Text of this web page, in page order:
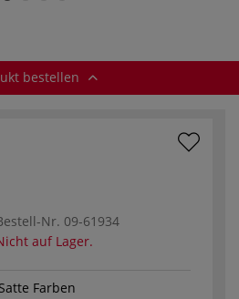
bestellen
Nr. 09-61934
auf Lager.
Satte Farben